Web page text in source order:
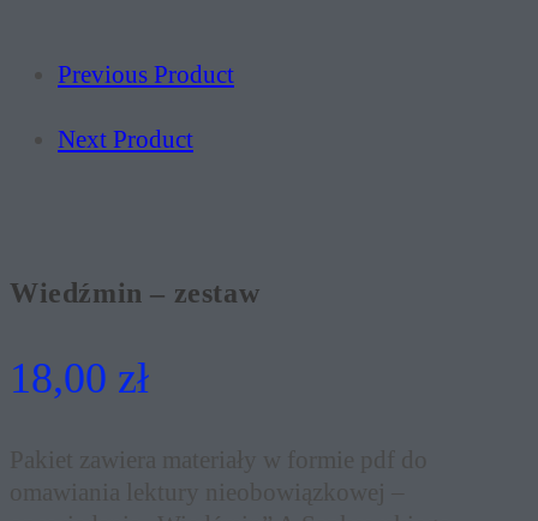
Previous Product
Next Product
Wiedźmin – zestaw
18,00 zł
Pakiet zawiera materiały w formie pdf do
omawiania lektury nieobowiązkowej –